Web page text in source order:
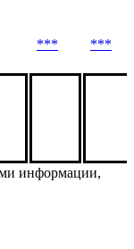
*** ***
информации,